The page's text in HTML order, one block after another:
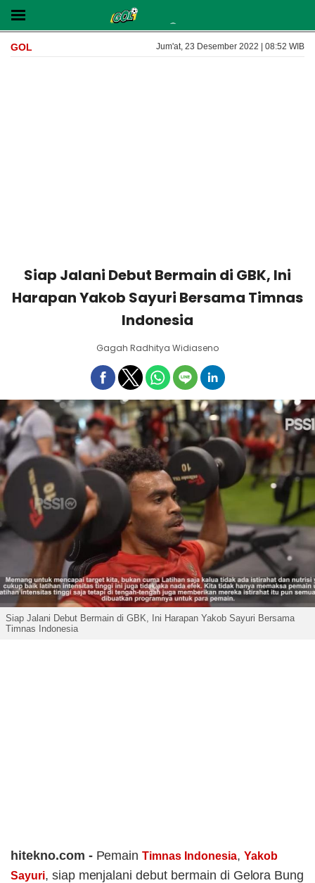
GOL Jum'at, 23 Desember 2022 | 08:52 WIB
Siap Jalani Debut Bermain di GBK, Ini
Harapan Yakob Sayuri Bersama Timnas
Indonesia
Gagah Radhitya Widiaseno
Siap Jalani Debut Bermain di GBK, Ini Harapan Yakob Sayuri Bersama
Timnas Indonesia
hitekno.com - PemainTimnas Indonesia, Yakob
Sayuri, siap menjalani debut bermain di Gelora Bung